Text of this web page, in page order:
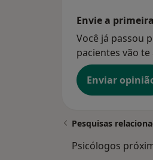
Envie a
Você já passou
pacientes vão
Enviar
Pesquisas
Psicólogos